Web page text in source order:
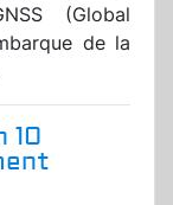
(Global
de la
10